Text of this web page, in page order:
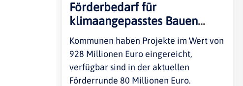
Förderbedarf für
klimaangepasstes Bauen
übersteigt Bundesmittel
deutlich
Kommunen haben Projekte im Wert von
928 Millionen Euro eingereicht,
verfügbar sind in der aktuellen
Förderrunde 80 Millionen Euro.